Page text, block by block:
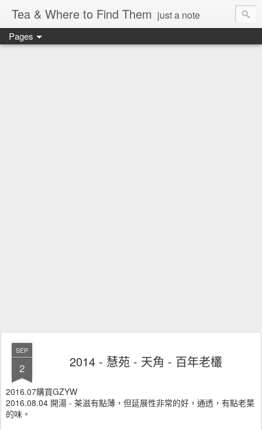
Tea & Where to Find Them just a note
Pages
SEP
2 2014 - 慧苑 - 天角 - 百年老欉
2016.07購買GZYW
2016.08.04 開湯 - 茶滋有點薄，但延展性非常的好，通透，有點老葉
的味。